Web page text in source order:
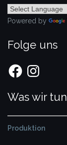
Powered by
Folge uns
FacebookInstagram
Was wir tun
Produktion